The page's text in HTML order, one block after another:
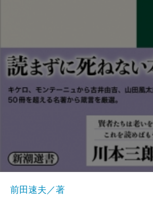
前田速夫／著